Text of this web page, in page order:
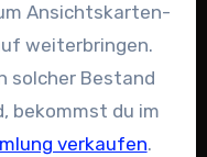
Ansichtskarten-
weiterbringen.
solcher Bestand
bekommst du im
verkaufen.